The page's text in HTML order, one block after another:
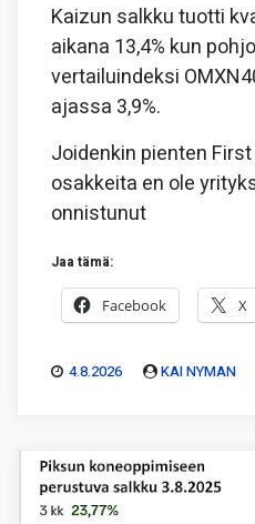
Kaizun salkku tuotti
aikana 13,4% kun
vertailuindeksi
ajassa 3,9%.
Joidenkin pienten
osakkeita en ole
onnistunut
Jaa tämä:
Facebook X
4.8.2026 KAI NYMAN